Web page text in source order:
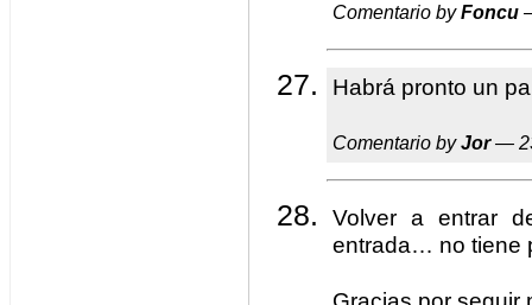
Comentario byFoncu
Habrá pronto un
Comentario byJor—
Volver a entrar
entrada… no tiene